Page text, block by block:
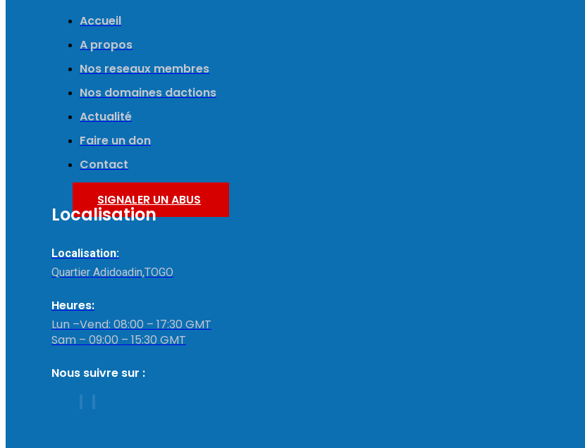
Accueil
A propos
Nos reseaux membres
Nos domaines dactions
Actualité
Faire un don
Contact
SIGNALER UN ABUS
Localisation
Localisation:
Quartier Adidoadin,TOGO
Heures:
Lun –Vend: 08:00 – 17:30 GMT
Sam – 09:00 – 15:30 GMT
Nous suivre sur :